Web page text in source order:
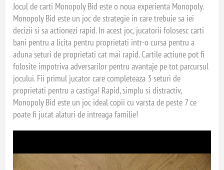
Jocul de carti Monopoly Bid este o noua experienta Monopoly.
Monopoly Bid este un joc de strategie in care trebuie sa iei
decizii si sa actionezi rapid. In acest joc, jucatorii folosesc carti
bani pentru a licita pentru proprietati intr-o cursa pentru a
aduna seturi de proprietati cat mai rapid. Cartile actiune pot fi
folosite impotriva adversarilor pentru avantaje pe tot parcursul
jocului. Fii primul jucator care completeaza 3 seturi de
proprietati pentru a castiga! Rapid, simplu si distractiv,
Monopoly Bid este un joc ideal copii cu varsta de peste 7 ce
poate fi jucat alaturi de intreaga familie!